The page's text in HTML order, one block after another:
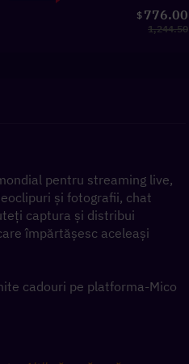
$ 776.00
1,244.50
pentru streaming live,
și fotografii, chat
captura și distribui
împărtășesc aceleași
cadouri pe platforma-Mico